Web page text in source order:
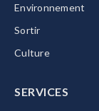
Environnement
Sortir
Culture
SERVICES